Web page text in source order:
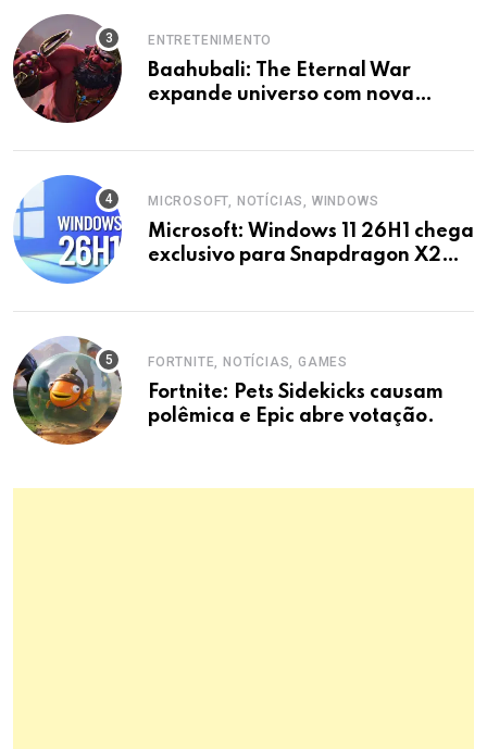
ENTRETENIMENTO
Baahubali: The Eternal War
expande universo com nova
MICROSOFT, NOTÍCIAS, WINDOWS
Microsoft: Windows 11 26H1 chega
exclusivo para Snapdragon X2
FORTNITE, NOTÍCIAS, GAMES
Fortnite: Pets Sidekicks causam
polêmica e Epic abre votação.